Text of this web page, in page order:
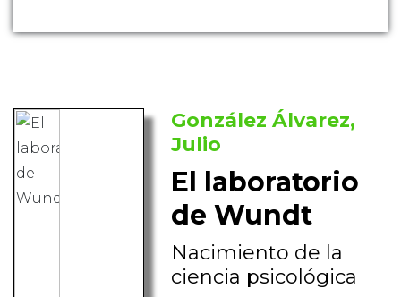
González Álvarez,
Julio
El laboratorio
de Wundt
Nacimiento de la
ciencia psicológica